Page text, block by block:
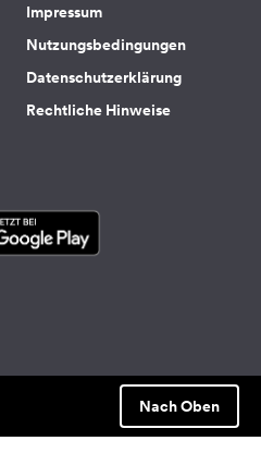
Impressum
Nutzungsbedingungen
Datenschutzerklärung
Rechtliche Hinweise
Nach Oben